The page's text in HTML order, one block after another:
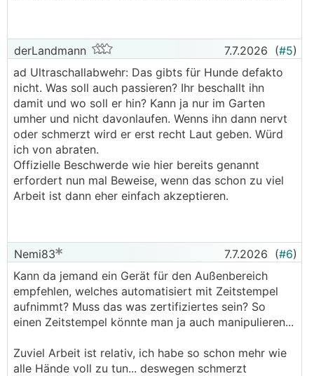
derLandmann 7.7.2026 (#5)
ad Ultraschallabwehr: Das gibts für Hunde defakto
nicht. Was soll auch passieren? Ihr beschallt ihn
damit und wo soll er hin? Kann ja nur im Garten
umher und nicht davonlaufen. Wenns ihn dann nervt
oder schmerzt wird er erst recht Laut geben. Würd
ich von abraten.
Offizielle Beschwerde wie hier bereits genannt
erfordert nun mal Beweise, wenn das schon zu viel
Arbeit ist dann eher einfach akzeptieren.
Nemi83 7.7.2026 (#6)
Kann da jemand ein Gerät für den Außenbereich
empfehlen, welches automatisiert mit Zeitstempel
aufnimmt? Muss das was zertifiziertes sein? So
einen Zeitstempel könnte man ja auch manipulieren...
Zuviel Arbeit ist relativ, ich habe so schon mehr wie
alle Hände voll zu tun... deswegen schmerzt